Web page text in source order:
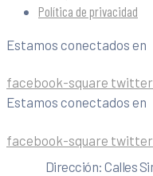
Política de privacidad
Estamos conectados en
facebook-square twitter
Estamos conectados en
facebook-square twitter
Dirección: Calles